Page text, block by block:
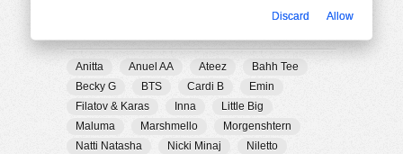
Anitta Anuel AA Ateez
Bahh Tee
Becky G
BTS Cardi B
Emin
Filatov & Karas
Inna
Little Big
Maluma
Marshmello
Morgenshtern
Natti Natasha
Nicki Minaj
Niletto
Discard Allow